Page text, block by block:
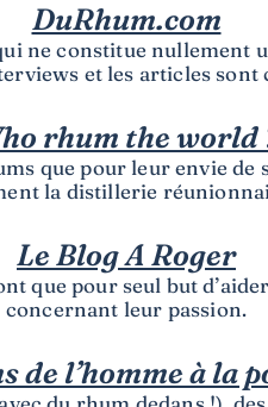
DuRhum.com
ne constitue nullement
et les articles
rhum the world
que pour leur envie de
la distillerie
Le Blog A Roger
que pour seul but
concernant leur passion.
de l’homme à la